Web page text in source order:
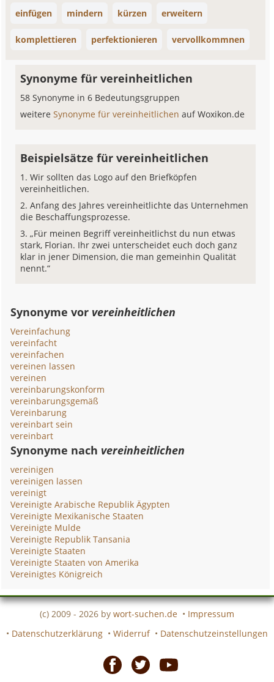
einfügen mindern kürzen erweitern
komplettieren perfektionieren vervollkommnen
Synonyme für vereinheitlichen
58 Synonyme in 6 Bedeutungsgruppen
weitereSynonyme für vereinheitlichenauf Woxikon.de
Beispielsätze für vereinheitlichen
Wir sollten das Logo auf den Briefköpfen
vereinheitlichen.
Anfang des Jahres vereinheitlichte das Unternehmen
die Beschaffungsprozesse.
„Für meinen Begriff vereinheitlichst du nun etwas
stark, Florian. Ihr zwei unterscheidet euch doch ganz
klar in jener Dimension, die man gemeinhin Qualität
nennt.“
Synonyme vor vereinheitlichen
Vereinfachung
vereinfacht
vereinfachen
vereinen lassen
vereinen
vereinbarungskonform
vereinbarungsgemäß
Vereinbarung
vereinbart sein
vereinbart
Synonyme nach vereinheitlichen
vereinigen
vereinigen lassen
vereinigt
Vereinigte Arabische Republik Ägypten
Vereinigte Mexikanische Staaten
Vereinigte Mulde
Vereinigte Republik Tansania
Vereinigte Staaten
Vereinigte Staaten von Amerika
Vereinigtes Königreich
(c) 2009 - 2026 by wort-suchen.de • Impressum
• Datenschutzerklärung • Widerruf • Datenschutzeinstellungen